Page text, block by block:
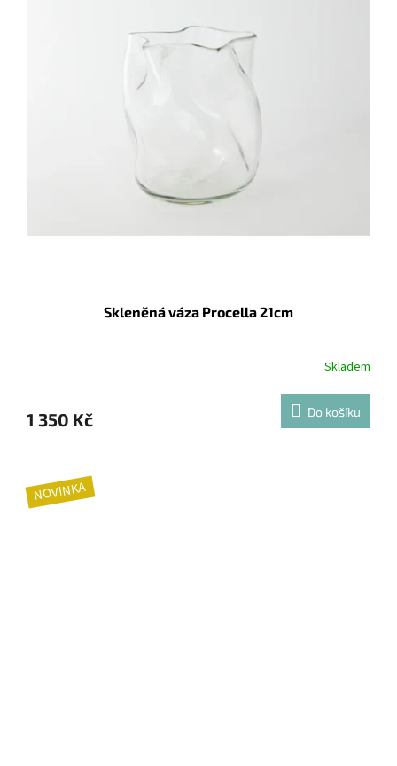
Skleněná váza Procella 21cm
Skladem
1 350 Kč Do košíku
NOVINKA